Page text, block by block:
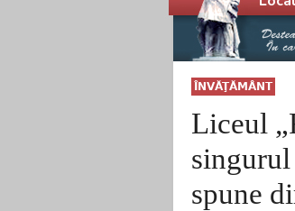
ÎNVĂŢĂMÂNT
Liceul
spune